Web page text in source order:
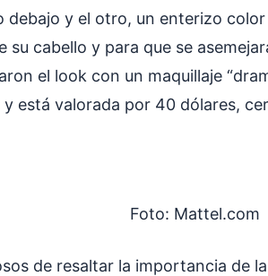
debajo y el otro, un enterizo
su cabello y para que se
el look con un maquillaje
está valorada por 40 dólares,
Foto: Mattel.com
de resaltar la importancia de